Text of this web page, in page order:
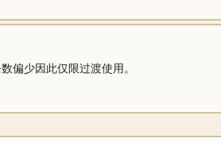
偏少因此仅限过渡使用。